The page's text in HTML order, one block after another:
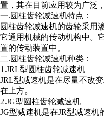
置，其在目前应用较为广泛
一.圆柱齿轮减速机特点：
圆柱齿轮减速机的齿轮采用
它通用机械的传动机构中。
置的传动装置中。
二.圆柱齿轮减速机种类：
1.JRL型圆柱齿轮减速机
JRL型减速机是在尽量不改
在上方。
2.JG型圆柱齿轮减速机
JG型减速机是在JR型减速